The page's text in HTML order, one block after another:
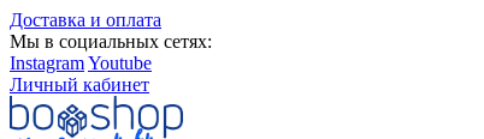
Доставка и оплата
Мы в социальных сетях:
InstagramYoutube
Личный кабинет